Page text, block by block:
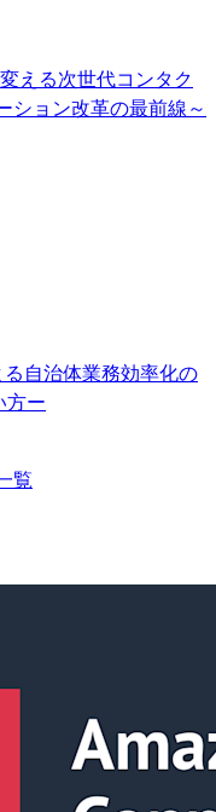
える次世代コンタク
ション改革の最前線～
る自治体業務効率化の
方ー
覧